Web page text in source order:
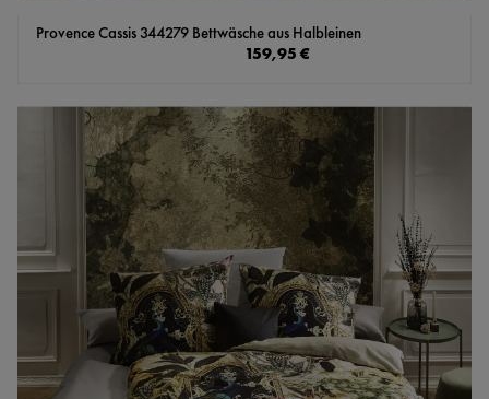
Provence Cassis 344279 Bettwäsche aus Halbleinen
Regulärer Preis:
159,95 €